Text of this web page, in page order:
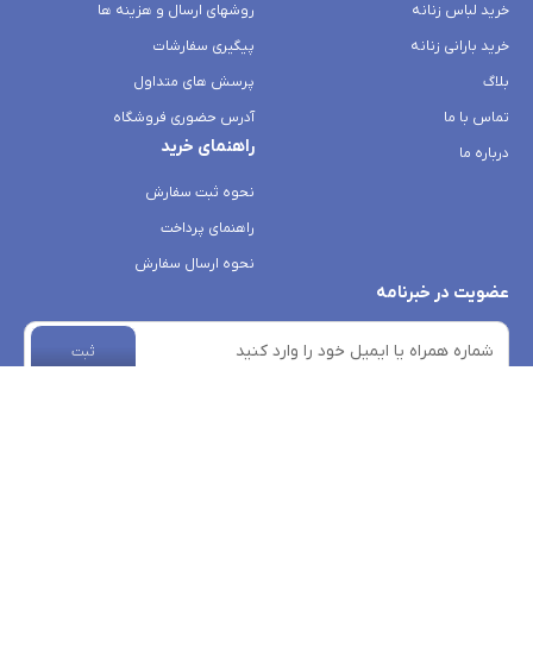
خرید لباس زنانه
خرید بارانی زنانه
بلاگ
تماس با ما
درباره ما
روشهای ارسال و هزینه ها
پیگیری سفارشات
پرسش های متداول
آدرس حضوری فروشگاه
راهنمای خرید
نحوه ثبت سفارش
راهنمای پرداخت
نحوه ارسال سفارش
عضویت در خبرنامه
ثبت